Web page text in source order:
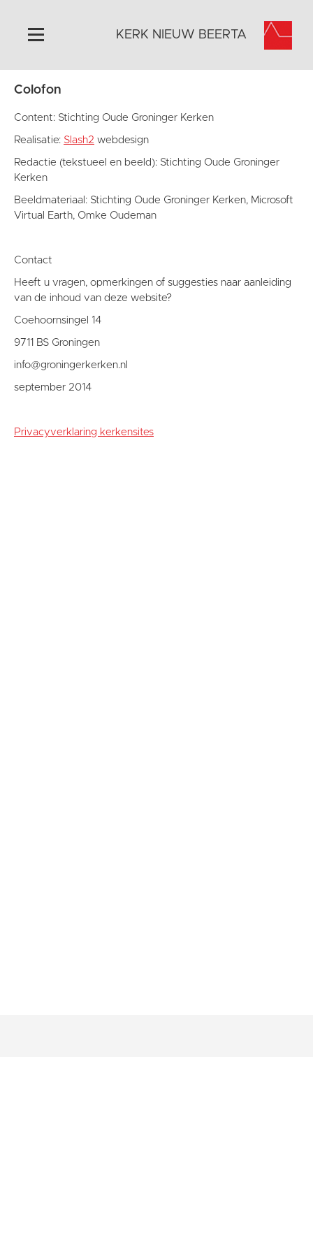
Home
Algemeen
Historie
Omgeving
Activiteiten
Doneer
KERK NIEUW BEERTA
Colofon
Content: Stichting Oude Groninger Kerken
Realisatie: Slash2 webdesign
Redactie (tekstueel en beeld): Stichting Oude Groninger
Kerken
Beeldmateriaal: Stichting Oude Groninger Kerken, Microsoft
Virtual Earth, Omke Oudeman
Contact
Heeft u vragen, opmerkingen of suggesties naar aanleiding
van de inhoud van deze website?
Coehoornsingel 14
9711 BS Groningen
info@groningerkerken.nl
september 2014
Privacyverklaring kerkensites